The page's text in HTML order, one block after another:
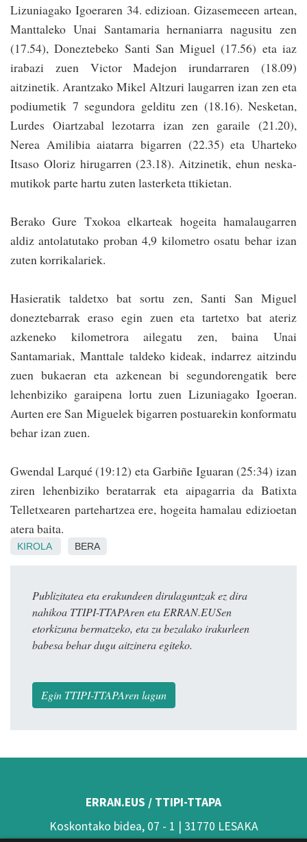
Lizuniagako Igoeraren 34. edizioan. Gizasemeeen artean,
Manttaleko Unai Santamaria hernaniarra nagusitu zen
(17.54), Doneztebeko Santi San Miguel (17.56) eta iaz
irabazi zuen Victor Madejon irundarraren (18.09)
aitzinetik. Arantzako Mikel Altzuri laugarren izan zen eta
podiumetik 7 segundora gelditu zen (18.16). Nesketan,
Lurdes Oiartzabal lezota­rra izan zen garaile (21.20),
Nerea Amilibia aiatarra bigarren (22.35) eta Uharteko
Itsaso Oloriz hirugarren (23.18). Aitzinetik, ehun neska-
mutikok parte hartu zuten lasterketa ttikietan.
Berako Gure Txokoa elkarteak hogeita hamalaugarren
aldiz antolatutako proban 4,9 kilometro osatu behar izan
zuten korrikalariek.
Hasieratik taldetxo bat sortu zen, Santi San Miguel
doneztebarrak eraso egin zuen eta tartetxo bat ateriz
azkeneko kilometrora ailegatu zen, baina Unai
Santamariak, Manttale taldeko kideak, indarrez ai­tzindu
zuen bukaeran eta azkenean bi segundorengatik bere
lehenbiziko garaipena lortu zuen Lizuniagako Igoeran.
Aurten ere San Miguelek bigarren postuarekin konformatu
behar izan zuen.
Gwendal Larqué (19:12) eta Garbiñe Iguaran (25:34) izan
ziren lehenbiziko berata­rrak eta aipagarria da Batixta
Telletxearen partehartzea ere, hogeita hamalau edizioetan
atera baita.
KIROLA BERA
Publizitatea eta erakundeen dirulaguntzak ez dira
nahikoa TTIPI-TTAPAren eta ERRAN.EUSen
etorkizuna bermatzeko, eta zu bezalako irakurleen
babesa behar dugu aitzinera egiteko.
Egin TTIPI-TTAPAren lagun
ERRAN.EUS / TTIPI-TTAPA
Koskontako bidea, 07 - 1 | 31770 LESAKA